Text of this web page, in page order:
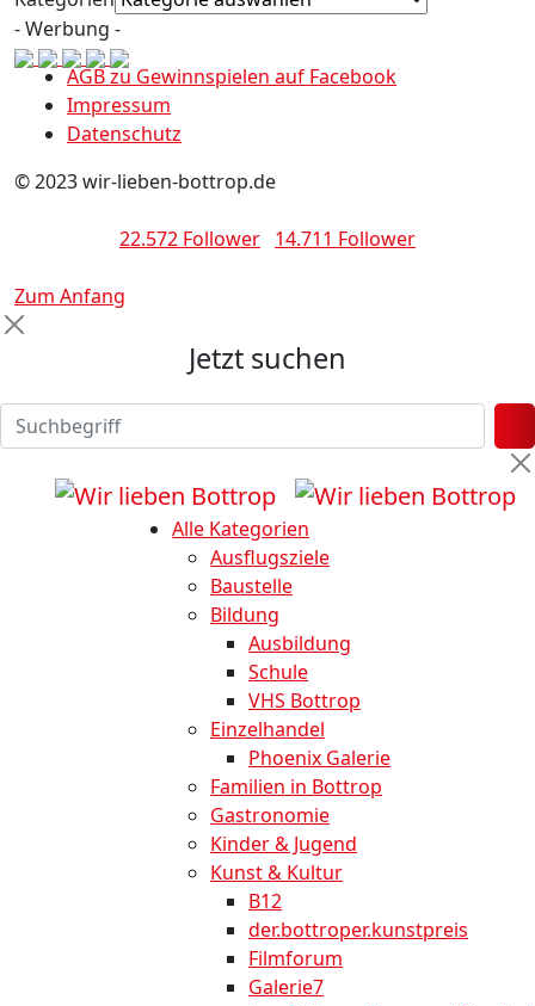
- Werbung -
AGB zu Gewinnspielen auf Facebook
Impressum
Datenschutz
© 2023 wir-lieben-bottrop.de
22.572 Follower 14.711 Follower
Zum Anfang
Jetzt suchen
Alle Kategorien
Ausflugsziele
Baustelle
Bildung
Ausbildung
Schule
VHS Bottrop
Einzelhandel
Phoenix Galerie
Familien in Bottrop
Gastronomie
Kinder & Jugend
Kunst & Kultur
B12
der.bottroper.kunstpreis
Filmforum
Galerie7